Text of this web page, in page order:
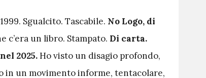
Sgualcito. Tascabile. No Logo, di
c’era un libro. Stampato. Di carta.
2025.Ho visto un disagio profondo,
in un movimento informe, tentacolare,